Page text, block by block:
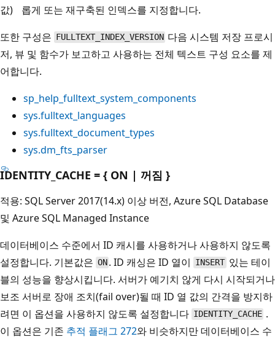
값)
롭게 또는 재구축된 인덱스를 지정합니다.
또한 구성은 FULLTEXT_INDEX_VERSION 다음 시스템 저장 프로시
저, 뷰 및 함수가 보고하고 사용하는 전체 텍스트 구성 요소를 제
어합니다.
sp_help_fulltext_system_components
sys.fulltext_languages
sys.fulltext_document_types
sys.dm_fts_parser
IDENTITY_CACHE = { ON | 꺼짐 }
적용: SQL Server 2017(14.x) 이상 버전, Azure SQL Database
및 Azure SQL Managed Instance
데이터베이스 수준에서 ID 캐시를 사용하거나 사용하지 않도록
설정합니다. 기본값은 ON . ID 캐싱은 ID 열이 INSERT 있는 테이
블의 성능을 향상시킵니다. 서버가 예기치 않게 다시 시작되거나
보조 서버로 장애 조치(fail over)될 때 ID 열 값의 간격을 방지하
려면 이 옵션을 사용하지 않도록 설정합니다 IDENTITY_CACHE .
이 옵션은 기존 추적 플래그 272와 비슷하지만 데이터베이스 수